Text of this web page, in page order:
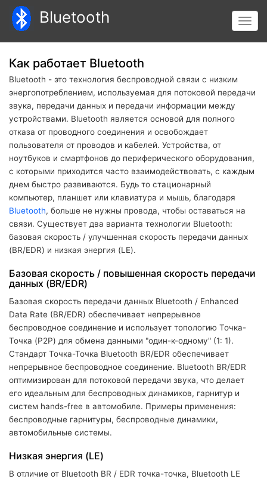
Перейти
основному
Bluetooth
Как работает Bluetooth
Bluetooth - это технология беспроводной связи с низким
энергопотреблением, используемая для потоковой передачи
звука, передачи данных и передачи информации между
устройствами. Bluetooth является основой для полного
отказа от проводного соединения и освобождает
пользователя от проводов и кабелей. Устройства, от
ноутбуков и смартфонов до периферического оборудования,
с которыми приходится часто взаимодействовать, с каждым
днем быстро развиваются. Будь то стационарный
компьютер, планшет или клавиатура и мышь, благодаря
Bluetooth, больше не нужны провода, чтобы оставаться на
связи. Существует два варианта технологии Bluetooth:
базовая скорость / улучшенная скорость передачи данных
(BR/EDR) и низкая энергия (LE).
Базовая скорость / повышенная скорость передачи
данных (BR/EDR)
Базовая скорость передачи данных Bluetooth / Enhanced
Data Rate (BR/EDR) обеспечивает непрерывное
беспроводное соединение и использует топологию Точка-
Точка (P2P) для обмена данными "один-к-одному" (1: 1).
Стандарт Точка-Точка Bluetooth BR/EDR обеспечивает
непрерывное беспроводное соединение. Bluetooth BR/EDR
оптимизирован для потоковой передачи звука, что делает
его идеальным для беспроводных динамиков, гарнитур и
систем hands-free в автомобиле. Примеры применения:
беспроводные гарнитуры, беспроводные динамики,
автомобильные системы.
Низкая энергия (LE)
В отличие от Bluetooth BR / EDR точка-точка, Bluetooth LE